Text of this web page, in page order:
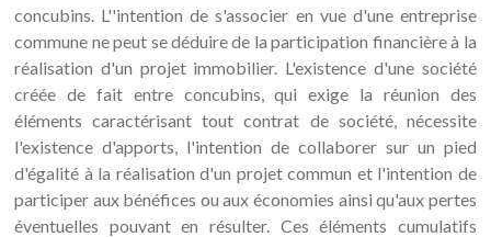
concubins. L''intention de s'associer en vue d'une entreprise
commune ne peut se déduire de la participation financière à la
réalisation d'un projet immobilier. L'existence d'une société
créée de fait entre concubins, qui exige la réunion des
éléments caractérisant tout contrat de société, nécessite
l'existence d'apports, l'intention de collaborer sur un pied
d'égalité à la réalisation d'un projet commun et l'intention de
participer aux bénéfices ou aux économies ainsi qu'aux pertes
éventuelles pouvant en résulter. Ces éléments cumulatifs